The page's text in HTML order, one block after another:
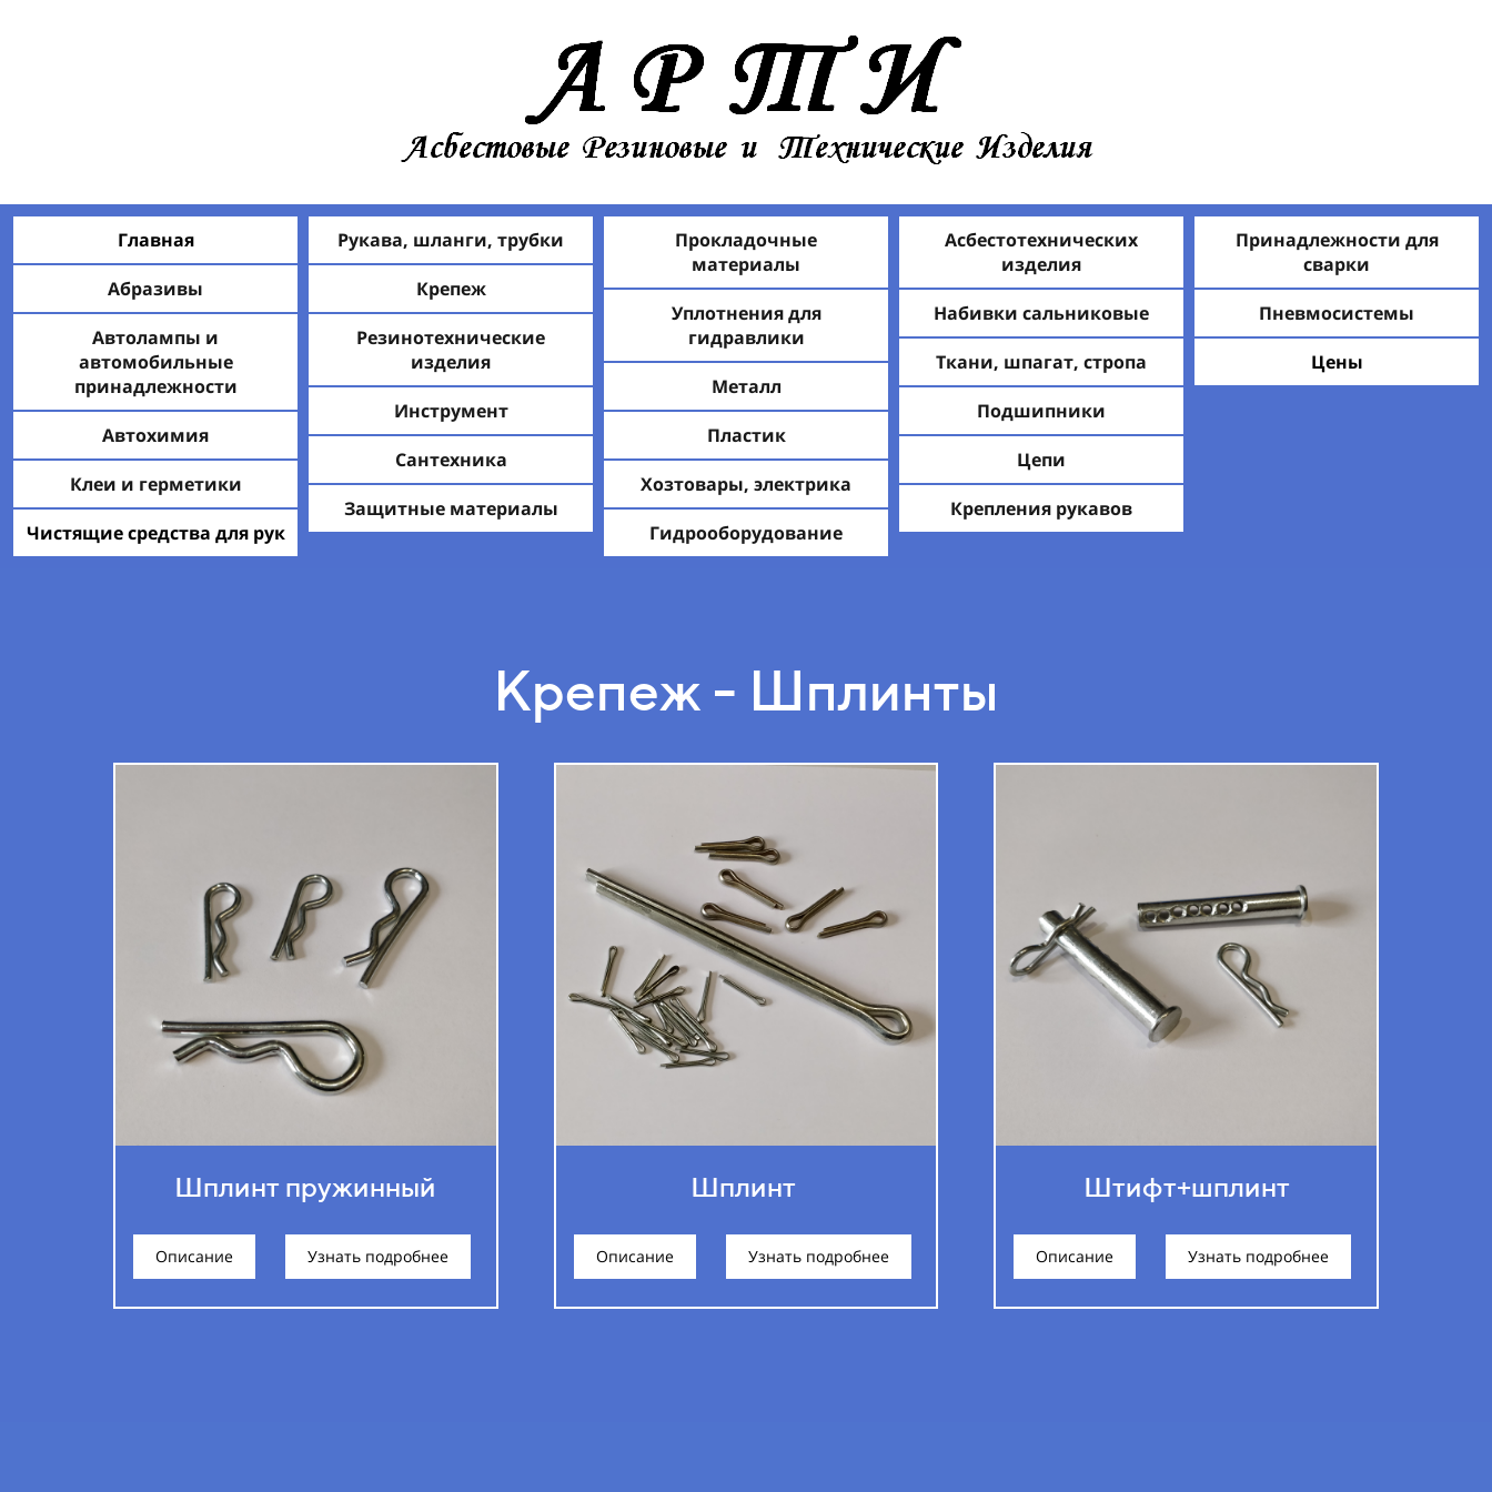
Главная
Абразивы
Автолампы и
автомобильные
принадлежности
Автохимия
Клеи и герметики
Чистящие средства для рук
Рукава, шланги, трубки
Крепеж
Резинотехнические
изделия
Инструмент
Сантехника
Защитные материалы
Прокладочные
материалы
Уплотнения для
гидравлики
Металл
Пластик
Хозтовары, электрика
Гидрооборудование
Асбестотехнических
изделия
Набивки сальниковые
Ткани, шпагат, стропа
Подшипники
Цепи
Крепления рукавов
Принадлежности для
сварки
Пневмосистемы
Цены
Крепеж - Шплинты
Шплинт пружинный
Описание Узнать подробнее
Шплинт
Описание Узнать подробнее
Штифт+шплинт
Описание Узнать подробнее